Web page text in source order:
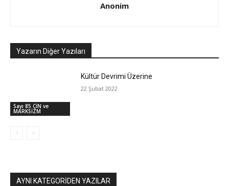
Anonim
Yazarın Diğer Yazıları
Sayı 85 ÇİN ve
MARKSİZM
Kültür Devrimi Üzerine
22 Şubat 2022
AYNI KATEGORIDEN YAZILAR